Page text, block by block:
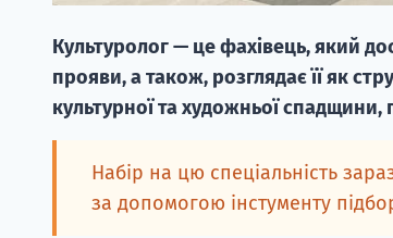
Культуролог — це фахівець, який
прояви, а також, розглядає її як
культурної та художньої
Набір на цю спеціальність
за допомогою інстументу